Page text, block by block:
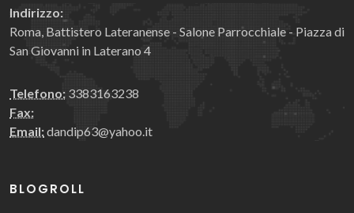
Indirizzo:
Roma, Battistero Lateranense - Salone Parrocchiale - Piazza di
San Giovanni in Laterano 4
Telefono: 3383163238
Fax:
Email:dandip63@yahoo.it
BLOGROLL